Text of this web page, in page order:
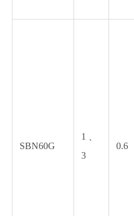
SBN60G
1 、
3
0.6